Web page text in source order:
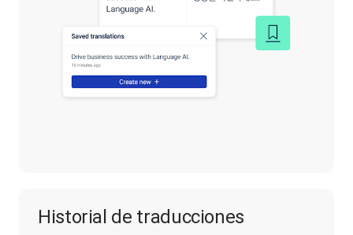
Historial de traducciones